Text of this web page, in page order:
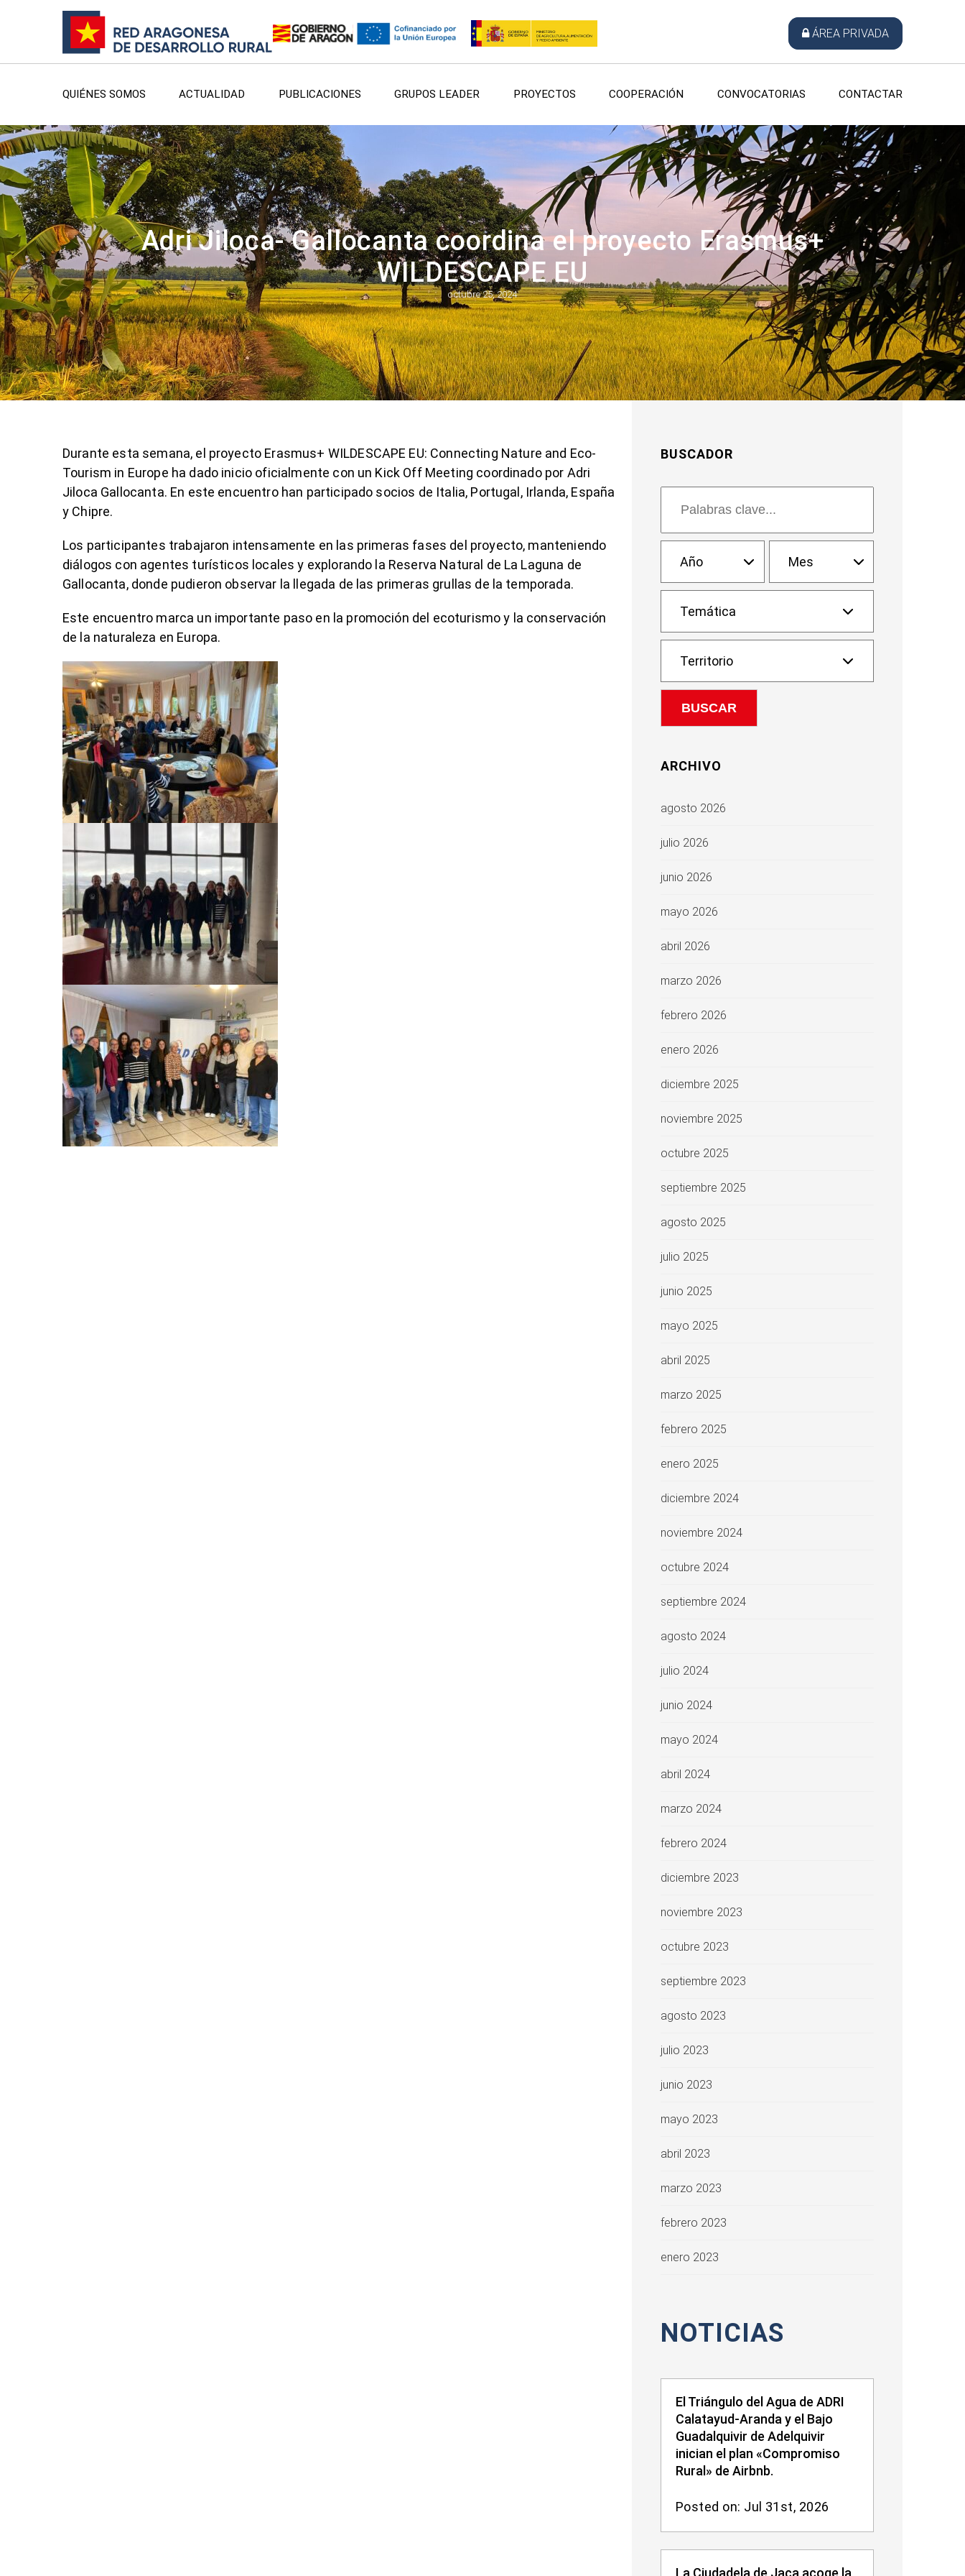
ÁREA PRIVADA
QUIÉNES SOMOS ACTUALIDAD PUBLICACIONES GRUPOS LEADER PROYECTOS COOPERACIÓN CONVOCATORIAS CONTACTAR
Adri Jiloca- Gallocanta coordina el proyecto Erasmus+
WILDESCAPE EU
octubre 25, 2024
Durante esta semana, el proyecto Erasmus+ WILDESCAPE EU: Connecting Nature and Eco-
Tourism in Europe ha dado inicio oficialmente con un Kick Off Meeting coordinado por Adri
Jiloca Gallocanta. En este encuentro han participado socios de Italia, Portugal, Irlanda, España
y Chipre.
Los participantes trabajaron intensamente en las primeras fases del proyecto, manteniendo
diálogos con agentes turísticos locales y explorando la Reserva Natural de La Laguna de
Gallocanta, donde pudieron observar la llegada de las primeras grullas de la temporada.
Este encuentro marca un importante paso en la promoción del ecoturismo y la conservación
de la naturaleza en Europa.
BUSCADOR
ARCHIVO
agosto 2026
julio 2026
junio 2026
mayo 2026
abril 2026
marzo 2026
febrero 2026
enero 2026
diciembre 2025
noviembre 2025
octubre 2025
septiembre 2025
agosto 2025
julio 2025
junio 2025
mayo 2025
abril 2025
marzo 2025
febrero 2025
enero 2025
diciembre 2024
noviembre 2024
octubre 2024
septiembre 2024
agosto 2024
julio 2024
junio 2024
mayo 2024
abril 2024
marzo 2024
febrero 2024
diciembre 2023
noviembre 2023
octubre 2023
septiembre 2023
agosto 2023
julio 2023
junio 2023
mayo 2023
abril 2023
marzo 2023
febrero 2023
enero 2023
NOTICIAS
El Triángulo del Agua de ADRI
Calatayud-Aranda y el Bajo
Guadalquivir de Adelquivir
inician el plan «Compromiso
Rural» de Airbnb.
Posted on: Jul 31st, 2026